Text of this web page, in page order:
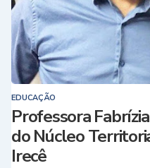
EDUCAÇÃO
Professora
do Núcleo
Irecê